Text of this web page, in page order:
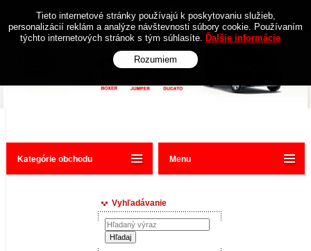
Kategórie obchodu
Vyhľadávanie
Menu
Tieto internetové stránky používajú k poskytovaniu služieb,
personalizácií reklám a analýze návštevnosti súbory cookie. Používaním
týchto internetových stránok s tým súhlasíte. Ďalšie informácie
Rozumiem